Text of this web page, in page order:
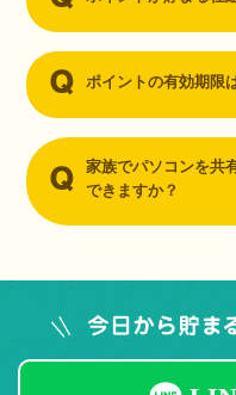
ポイントの有効期限
家族でパソコンを共
できますか？